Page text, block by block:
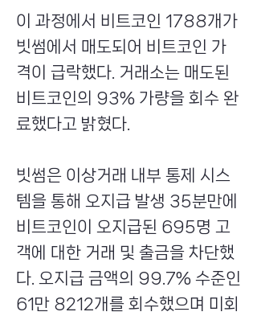
이 과정에서 비트코인 1788개가
빗썸에서 매도되어 비트코인 가
격이 급락했다. 거래소는 매도된
비트코인의 93% 가량을 회수 완
료했다고 밝혔다.
빗썸은 이상거래 내부 통제 시스
템을 통해 오지급 발생 35분만에
비트코인이 오지급된 695명 고
객에 대한 거래 및 출금을 차단했
다. 오지급 금액의 99.7% 수준인
61만 8212개를 회수했으며 미회